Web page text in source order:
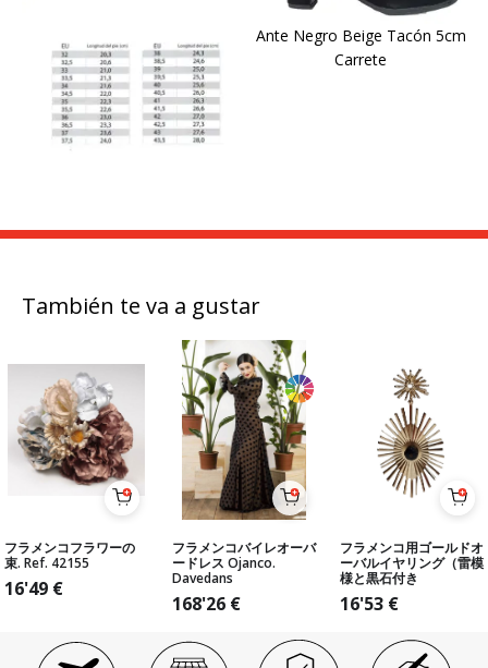
Ante Negro Beige Tacón 5cm
Carrete
También te va a gustar
フラメンコフラワーの
束. Ref. 42155
16'49 €
フラメンコバイレオーバ
ードレス Ojanco.
Davedans
168'26 €
フラメンコ用ゴールドオ
ーバルイヤリング（雷模
様と黒石付き
16'53 €